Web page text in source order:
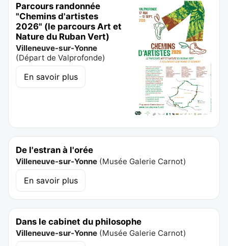
Parcours randonnée
"Chemins d'artistes
2026" (le parcours Art et
Nature du Ruban Vert)
Villeneuve-sur-Yonne
(Départ de Valprofonde)
En savoir plus
De l'estran à l'orée
Villeneuve-sur-Yonne (Musée Galerie Carnot)
En savoir plus
Dans le cabinet du philosophe
Villeneuve-sur-Yonne (Musée Galerie Carnot)